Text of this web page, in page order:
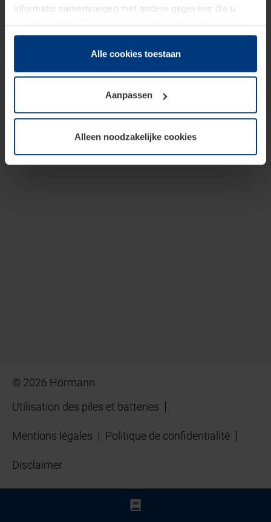
informatie samenvoegen met andere gegevens die u
hun diensten hebben verzameld.
Juridisch hebben wij het recht om cookies op uw
van deze pagina's absoluut vereist is. Voor alle andere
soorten cookies is uw toestemming benodigd. Uw
toestemming kunt u op elk moment bij de uitleg van de
wijzigen of herroepen.
Alle cookies toestaan
Aanpassen
Alleen noodzakelijke cookies
© 2026 Hörmann
Utilisation des piles et batteries
Mentions légales Politique de confidentialité
Disclaimer